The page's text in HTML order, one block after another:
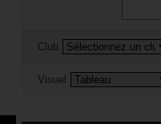
Club
Visuel